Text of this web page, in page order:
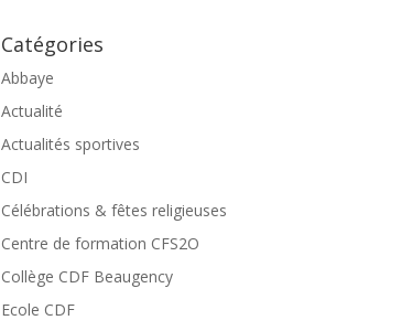
Catégories
Abbaye
Actualité
Actualités sportives
CDI
Célébrations & fêtes religieuses
Centre de formation CFS2O
Collège CDF Beaugency
Ecole CDF